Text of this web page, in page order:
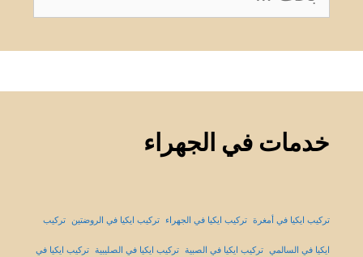
عن:
خدمات في الجهراء
تركيب ايكيا في أمغرة تركيب ايكيا في الجهراء تركيب ايكيا في الروضتين تركيب
ايكيا في السالمي تركيب ايكيا في الصبية تركيب ايكيا في الصليبية تركيب ايكيا في